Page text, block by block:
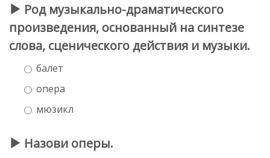
Род музыкально-драматического
произведения, основанный на синтезе
слова, сценического действия и музыки.
балет
опера
мюзикл
Назови оперы.